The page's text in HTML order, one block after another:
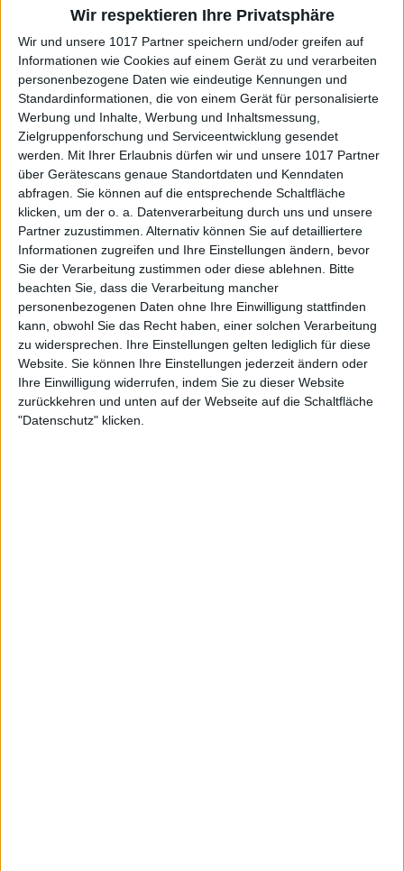
Wir respektieren Ihre Privatsphäre
Wir und unsere 1017 Partner speichern und/oder greifen auf
Informationen wie Cookies auf einem Gerät zu und verarbeiten
personenbezogene Daten wie eindeutige Kennungen und
Standardinformationen, die von einem Gerät für personalisierte
Werbung und Inhalte, Werbung und Inhaltsmessung,
Zielgruppenforschung und Serviceentwicklung gesendet
werden.
Mit Ihrer Erlaubnis dürfen wir und unsere 1017 Partner
über Gerätescans genaue Standortdaten und Kenndaten
abfragen. Sie können auf die entsprechende Schaltfläche
klicken, um der o. a. Datenverarbeitung durch uns und unsere
Partner zuzustimmen. Alternativ können Sie auf detailliertere
Informationen zugreifen und Ihre Einstellungen ändern, bevor
Sie der Verarbeitung zustimmen oder diese ablehnen.
Bitte
beachten Sie, dass die Verarbeitung mancher
personenbezogenen Daten ohne Ihre Einwilligung stattfinden
kann, obwohl Sie das Recht haben, einer solchen Verarbeitung
zu widersprechen. Ihre Einstellungen gelten lediglich für diese
Website. Sie können Ihre Einstellungen jederzeit ändern oder
Ihre Einwilligung widerrufen, indem Sie zu dieser Website
zurückkehren und unten auf der Webseite auf die Schaltfläche
"Datenschutz" klicken.